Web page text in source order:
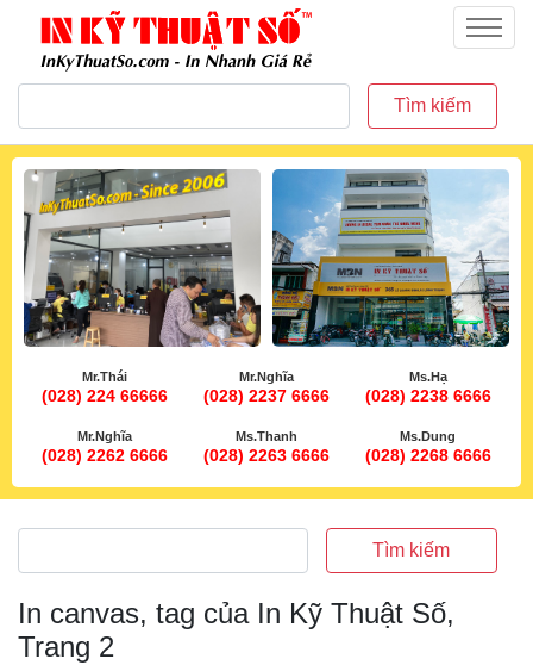
inkythuatso.com
Menu
Tìm kiếm
Mr.Thái
(028) 224 66666
Mr.Nghĩa
(028) 2237 6666
Ms.Hạ
(028) 2238 6666
Mr.Nghĩa
(028) 2262 6666
Ms.Thanh
(028) 2263 6666
Ms.Dung
(028) 2268 6666
Tìm kiếm
In canvas, tag của In Kỹ Thuật Số,
Trang 2